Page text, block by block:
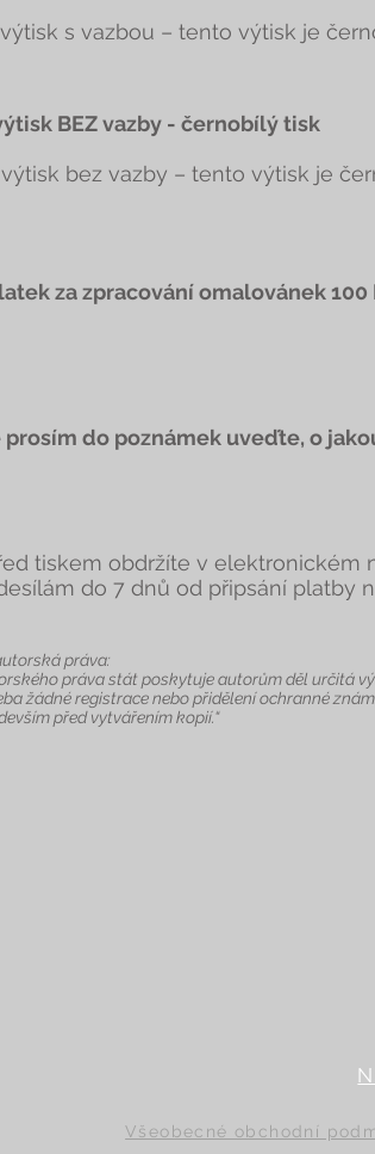
s vazbou – tento výtisk je
BEZ vazby - černobílý tisk
bez vazby – tento výtisk je
za zpracování omalovánek 100
do poznámek uveďte, o
tiskem obdržíte v elektronickém
do 7 dnů od připsání platby
práva:
práva stát poskytuje autorům děl určitá
žádné registrace nebo přidělení ochranné
před vytvářením kopií.“
Všeobecné obchodní